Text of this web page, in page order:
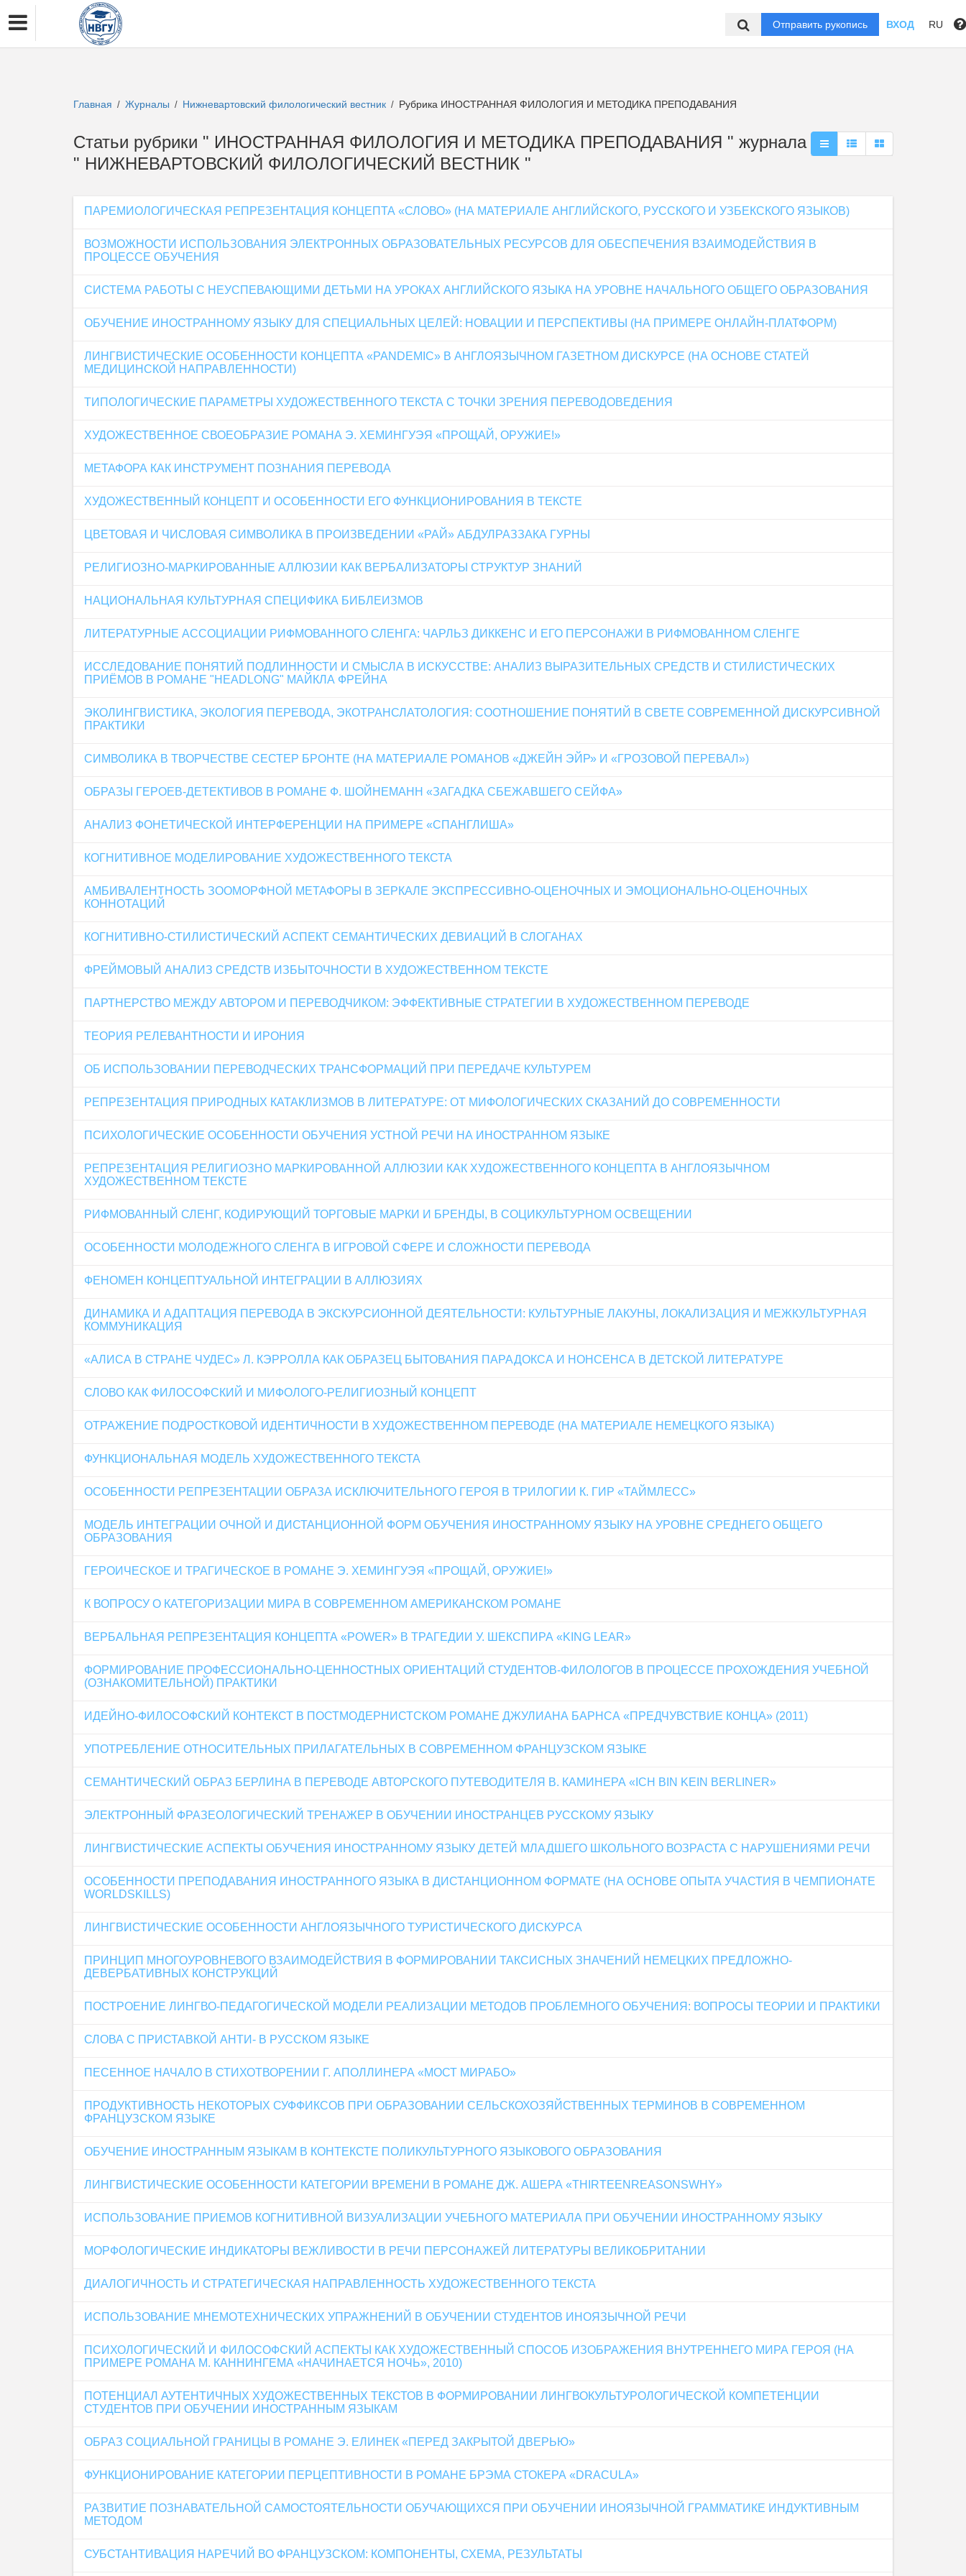
Отправить рукопись ВХОД RU
Главная / Журналы / Нижневартовский филологический вестник / Рубрика ИНОСТРАННАЯ ФИЛОЛОГИЯ И МЕТОДИКА ПРЕПОДАВАНИЯ
Статьи рубрики " ИНОСТРАННАЯ ФИЛОЛОГИЯ И МЕТОДИКА ПРЕПОДАВАНИЯ " журнала
" НИЖНЕВАРТОВСКИЙ ФИЛОЛОГИЧЕСКИЙ ВЕСТНИК "
ПАРЕМИОЛОГИЧЕСКАЯ РЕПРЕЗЕНТАЦИЯ КОНЦЕПТА «СЛОВО» (НА МАТЕРИАЛЕ АНГЛИЙСКОГО, РУССКОГО И УЗБЕКСКОГО ЯЗЫКОВ)
ВОЗМОЖНОСТИ ИСПОЛЬЗОВАНИЯ ЭЛЕКТРОННЫХ ОБРАЗОВАТЕЛЬНЫХ РЕСУРСОВ ДЛЯ ОБЕСПЕЧЕНИЯ ВЗАИМОДЕЙСТВИЯ В
ПРОЦЕССЕ ОБУЧЕНИЯ
СИСТЕМА РАБОТЫ С НЕУСПЕВАЮЩИМИ ДЕТЬМИ НА УРОКАХ АНГЛИЙСКОГО ЯЗЫКА НА УРОВНЕ НАЧАЛЬНОГО ОБЩЕГО ОБРАЗОВАНИЯ
ОБУЧЕНИЕ ИНОСТРАННОМУ ЯЗЫКУ ДЛЯ СПЕЦИАЛЬНЫХ ЦЕЛЕЙ: НОВАЦИИ И ПЕРСПЕКТИВЫ (НА ПРИМЕРЕ ОНЛАЙН-ПЛАТФОРМ)
ЛИНГВИСТИЧЕСКИЕ ОСОБЕННОСТИ КОНЦЕПТА «PANDEMIC» В АНГЛОЯЗЫЧНОМ ГАЗЕТНОМ ДИСКУРСЕ (НА ОСНОВЕ СТАТЕЙ
МЕДИЦИНСКОЙ НАПРАВЛЕННОСТИ)
ТИПОЛОГИЧЕСКИЕ ПАРАМЕТРЫ ХУДОЖЕСТВЕННОГО ТЕКСТА С ТОЧКИ ЗРЕНИЯ ПЕРЕВОДОВЕДЕНИЯ
ХУДОЖЕСТВЕННОЕ СВОЕОБРАЗИЕ РОМАНА Э. ХЕМИНГУЭЯ «ПРОЩАЙ, ОРУЖИЕ!»
МЕТАФОРА КАК ИНСТРУМЕНТ ПОЗНАНИЯ ПЕРЕВОДА
ХУДОЖЕСТВЕННЫЙ КОНЦЕПТ И ОСОБЕННОСТИ ЕГО ФУНКЦИОНИРОВАНИЯ В ТЕКСТЕ
ЦВЕТОВАЯ И ЧИСЛОВАЯ СИМВОЛИКА В ПРОИЗВЕДЕНИИ «РАЙ» АБДУЛРАЗЗАКА ГУРНЫ
РЕЛИГИОЗНО-МАРКИРОВАННЫЕ АЛЛЮЗИИ КАК ВЕРБАЛИЗАТОРЫ СТРУКТУР ЗНАНИЙ
НАЦИОНАЛЬНАЯ КУЛЬТУРНАЯ СПЕЦИФИКА БИБЛЕИЗМОВ
ЛИТЕРАТУРНЫЕ АССОЦИАЦИИ РИФМОВАННОГО СЛЕНГА: ЧАРЛЬЗ ДИККЕНС И ЕГО ПЕРСОНАЖИ В РИФМОВАННОМ СЛЕНГЕ
ИССЛЕДОВАНИЕ ПОНЯТИЙ ПОДЛИННОСТИ И СМЫСЛА В ИСКУССТВЕ: АНАЛИЗ ВЫРАЗИТЕЛЬНЫХ СРЕДСТВ И СТИЛИСТИЧЕСКИХ
ПРИЁМОВ В РОМАНЕ "HEADLONG" МАЙКЛА ФРЕЙНА
ЭКОЛИНГВИСТИКА, ЭКОЛОГИЯ ПЕРЕВОДА, ЭКОТРАНСЛАТОЛОГИЯ: СООТНОШЕНИЕ ПОНЯТИЙ В СВЕТЕ СОВРЕМЕННОЙ ДИСКУРСИВНОЙ
ПРАКТИКИ
СИМВОЛИКА В ТВОРЧЕСТВЕ СЕСТЕР БРОНТЕ (НА МАТЕРИАЛЕ РОМАНОВ «ДЖЕЙН ЭЙР» И «ГРОЗОВОЙ ПЕРЕВАЛ»)
ОБРАЗЫ ГЕРОЕВ-ДЕТЕКТИВОВ В РОМАНЕ Ф. ШОЙНЕМАНН «ЗАГАДКА СБЕЖАВШЕГО СЕЙФА»
АНАЛИЗ ФОНЕТИЧЕСКОЙ ИНТЕРФЕРЕНЦИИ НА ПРИМЕРЕ «СПАНГЛИША»
КОГНИТИВНОЕ МОДЕЛИРОВАНИЕ ХУДОЖЕСТВЕННОГО ТЕКСТА
АМБИВАЛЕНТНОСТЬ ЗООМОРФНОЙ МЕТАФОРЫ В ЗЕРКАЛЕ ЭКСПРЕССИВНО-ОЦЕНОЧНЫХ И ЭМОЦИОНАЛЬНО-ОЦЕНОЧНЫХ
КОННОТАЦИЙ
КОГНИТИВНО-СТИЛИСТИЧЕСКИЙ АСПЕКТ СЕМАНТИЧЕСКИХ ДЕВИАЦИЙ В СЛОГАНАХ
ФРЕЙМОВЫЙ АНАЛИЗ СРЕДСТВ ИЗБЫТОЧНОСТИ В ХУДОЖЕСТВЕННОМ ТЕКСТЕ
ПАРТНЕРСТВО МЕЖДУ АВТОРОМ И ПЕРЕВОДЧИКОМ: ЭФФЕКТИВНЫЕ СТРАТЕГИИ В ХУДОЖЕСТВЕННОМ ПЕРЕВОДЕ
ТЕОРИЯ РЕЛЕВАНТНОСТИ И ИРОНИЯ
ОБ ИСПОЛЬЗОВАНИИ ПЕРЕВОДЧЕСКИХ ТРАНСФОРМАЦИЙ ПРИ ПЕРЕДАЧЕ КУЛЬТУРЕМ
РЕПРЕЗЕНТАЦИЯ ПРИРОДНЫХ КАТАКЛИЗМОВ В ЛИТЕРАТУРЕ: ОТ МИФОЛОГИЧЕСКИХ СКАЗАНИЙ ДО СОВРЕМЕННОCТИ
ПСИХОЛОГИЧЕСКИЕ ОСОБЕННОСТИ ОБУЧЕНИЯ УСТНОЙ РЕЧИ НА ИНОСТРАННОМ ЯЗЫКЕ
РЕПРЕЗЕНТАЦИЯ РЕЛИГИОЗНО МАРКИРОВАННОЙ АЛЛЮЗИИ КАК ХУДОЖЕСТВЕННОГО КОНЦЕПТА В АНГЛОЯЗЫЧНОМ
ХУДОЖЕСТВЕННОМ ТЕКСТЕ
РИФМОВАННЫЙ СЛЕНГ, КОДИРУЮЩИЙ ТОРГОВЫЕ МАРКИ И БРЕНДЫ, В СОЦИКУЛЬТУРНОМ ОСВЕЩЕНИИ
ОСОБЕННОСТИ МОЛОДЕЖНОГО СЛЕНГА В ИГРОВОЙ СФЕРЕ И СЛОЖНОСТИ ПЕРЕВОДА
ФЕНОМЕН КОНЦЕПТУАЛЬНОЙ ИНТЕГРАЦИИ В АЛЛЮЗИЯХ
ДИНАМИКА И АДАПТАЦИЯ ПЕРЕВОДА В ЭКСКУРСИОННОЙ ДЕЯТЕЛЬНОСТИ: КУЛЬТУРНЫЕ ЛАКУНЫ, ЛОКАЛИЗАЦИЯ И МЕЖКУЛЬТУРНАЯ
КОММУНИКАЦИЯ
«АЛИСА В СТРАНЕ ЧУДЕС» Л. КЭРРОЛЛА КАК ОБРАЗЕЦ БЫТОВАНИЯ ПАРАДОКСА И НОНСЕНСА В ДЕТСКОЙ ЛИТЕРАТУРЕ
СЛОВО КАК ФИЛОСОФСКИЙ И МИФОЛОГО-РЕЛИГИОЗНЫЙ КОНЦЕПТ
ОТРАЖЕНИЕ ПОДРОСТКОВОЙ ИДЕНТИЧНОСТИ В ХУДОЖЕСТВЕННОМ ПЕРЕВОДЕ (НА МАТЕРИАЛЕ НЕМЕЦКОГО ЯЗЫКА)
ФУНКЦИОНАЛЬНАЯ МОДЕЛЬ ХУДОЖЕСТВЕННОГО ТЕКСТА
ОСОБЕННОСТИ РЕПРЕЗЕНТАЦИИ ОБРАЗА ИСКЛЮЧИТЕЛЬНОГО ГЕРОЯ В ТРИЛОГИИ К. ГИР «ТАЙМЛЕСС»
МОДЕЛЬ ИНТЕГРАЦИИ ОЧНОЙ И ДИСТАНЦИОННОЙ ФОРМ ОБУЧЕНИЯ ИНОСТРАННОМУ ЯЗЫКУ НА УРОВНЕ СРЕДНЕГО ОБЩЕГО
ОБРАЗОВАНИЯ
ГЕРОИЧЕСКОЕ И ТРАГИЧЕСКОЕ В РОМАНЕ Э. ХЕМИНГУЭЯ «ПРОЩАЙ, ОРУЖИЕ!»
К ВОПРОСУ О КАТЕГОРИЗАЦИИ МИРА В СОВРЕМЕННОМ АМЕРИКАНСКОМ РОМАНЕ
ВЕРБАЛЬНАЯ РЕПРЕЗЕНТАЦИЯ КОНЦЕПТА «POWER» В ТРАГЕДИИ У. ШЕКСПИРА «KING LEAR»
ФОРМИРОВАНИЕ ПРОФЕССИОНАЛЬНО-ЦЕННОСТНЫХ ОРИЕНТАЦИЙ СТУДЕНТОВ-ФИЛОЛОГОВ В ПРОЦЕССЕ ПРОХОЖДЕНИЯ УЧЕБНОЙ
(ОЗНАКОМИТЕЛЬНОЙ) ПРАКТИКИ
ИДЕЙНО-ФИЛОСОФСКИЙ КОНТЕКСТ В ПОСТМОДЕРНИСТСКОМ РОМАНЕ ДЖУЛИАНА БАРНСА «ПРЕДЧУВСТВИЕ КОНЦА» (2011)
УПОТРЕБЛЕНИЕ ОТНОСИТЕЛЬНЫХ ПРИЛАГАТЕЛЬНЫХ В СОВРЕМЕННОМ ФРАНЦУЗСКОМ ЯЗЫКЕ
СЕМАНТИЧЕСКИЙ ОБРАЗ БЕРЛИНА В ПЕРЕВОДЕ АВТОРСКОГО ПУТЕВОДИТЕЛЯ В. КАМИНЕРА «ICH BIN KEIN BERLINER»
ЭЛЕКТРОННЫЙ ФРАЗЕОЛОГИЧЕСКИЙ ТРЕНАЖЕР В ОБУЧЕНИИ ИНОСТРАНЦЕВ РУССКОМУ ЯЗЫКУ
ЛИНГВИСТИЧЕСКИЕ АСПЕКТЫ ОБУЧЕНИЯ ИНОСТРАННОМУ ЯЗЫКУ ДЕТЕЙ МЛАДШЕГО ШКОЛЬНОГО ВОЗРАСТА С НАРУШЕНИЯМИ РЕЧИ
ОСОБЕННОСТИ ПРЕПОДАВАНИЯ ИНОСТРАННОГО ЯЗЫКА В ДИСТАНЦИОННОМ ФОРМАТЕ (НА ОСНОВЕ ОПЫТА УЧАСТИЯ В ЧЕМПИОНАТЕ
WORLDSKILLS)
ЛИНГВИСТИЧЕСКИЕ ОСОБЕННОСТИ АНГЛОЯЗЫЧНОГО ТУРИСТИЧЕСКОГО ДИСКУРСА
ПРИНЦИП МНОГОУРОВНЕВОГО ВЗАИМОДЕЙСТВИЯ В ФОРМИРОВАНИИ ТАКСИСНЫХ ЗНАЧЕНИЙ НЕМЕЦКИХ ПРЕДЛОЖНО-
ДЕВЕРБАТИВНЫХ КОНСТРУКЦИЙ
ПОСТРОЕНИЕ ЛИНГВО-ПЕДАГОГИЧЕСКОЙ МОДЕЛИ РЕАЛИЗАЦИИ МЕТОДОВ ПРОБЛЕМНОГО ОБУЧЕНИЯ: ВОПРОСЫ ТЕОРИИ И ПРАКТИКИ
СЛОВА С ПРИСТАВКОЙ АНТИ- В РУССКОМ ЯЗЫКЕ
ПЕСЕННОЕ НАЧАЛО В СТИХОТВОРЕНИИ Г. АПОЛЛИНЕРА «МОСТ МИРАБО»
ПРОДУКТИВНОСТЬ НЕКОТОРЫХ СУФФИКСОВ ПРИ ОБРАЗОВАНИИ СЕЛЬСКОХОЗЯЙСТВЕННЫХ ТЕРМИНОВ В СОВРЕМЕННОМ
ФРАНЦУЗСКОМ ЯЗЫКЕ
ОБУЧЕНИЕ ИНОСТРАННЫМ ЯЗЫКАМ В КОНТЕКСТЕ ПОЛИКУЛЬТУРНОГО ЯЗЫКОВОГО ОБРАЗОВАНИЯ
ЛИНГВИСТИЧЕСКИЕ ОСОБЕННОСТИ КАТЕГОРИИ ВРЕМЕНИ В РОМАНЕ ДЖ. АШЕРА «THIRTEENREASONSWHY»
ИСПОЛЬЗОВАНИЕ ПРИЕМОВ КОГНИТИВНОЙ ВИЗУАЛИЗАЦИИ УЧЕБНОГО МАТЕРИАЛА ПРИ ОБУЧЕНИИ ИНОСТРАННОМУ ЯЗЫКУ
МОРФОЛОГИЧЕСКИЕ ИНДИКАТОРЫ ВЕЖЛИВОСТИ В РЕЧИ ПЕРСОНАЖЕЙ ЛИТЕРАТУРЫ ВЕЛИКОБРИТАНИИ
ДИАЛОГИЧНОСТЬ И СТРАТЕГИЧЕСКАЯ НАПРАВЛЕННОСТЬ ХУДОЖЕСТВЕННОГО ТЕКСТА
ИСПОЛЬЗОВАНИЕ МНЕМОТЕХНИЧЕСКИХ УПРАЖНЕНИЙ В ОБУЧЕНИИ СТУДЕНТОВ ИНОЯЗЫЧНОЙ РЕЧИ
ПСИХОЛОГИЧЕСКИЙ И ФИЛОСОФСКИЙ АСПЕКТЫ КАК ХУДОЖЕСТВЕННЫЙ СПОСОБ ИЗОБРАЖЕНИЯ ВНУТРЕННЕГО МИРА ГЕРОЯ (НА
ПРИМЕРЕ РОМАНА М. КАННИНГЕМА «НАЧИНАЕТСЯ НОЧЬ», 2010)
ПОТЕНЦИАЛ АУТЕНТИЧНЫХ ХУДОЖЕСТВЕННЫХ ТЕКСТОВ В ФОРМИРОВАНИИ ЛИНГВОКУЛЬТУРОЛОГИЧЕСКОЙ КОМПЕТЕНЦИИ
СТУДЕНТОВ ПРИ ОБУЧЕНИИ ИНОСТРАННЫМ ЯЗЫКАМ
ОБРАЗ СОЦИАЛЬНОЙ ГРАНИЦЫ В РОМАНЕ Э. ЕЛИНЕК «ПЕРЕД ЗАКРЫТОЙ ДВЕРЬЮ»
ФУНКЦИОНИРОВАНИЕ КАТЕГОРИИ ПЕРЦЕПТИВНОСТИ В РОМАНЕ БРЭМА СТОКЕРА «DRACULA»
РАЗВИТИЕ ПОЗНАВАТЕЛЬНОЙ САМОСТОЯТЕЛЬНОСТИ ОБУЧАЮЩИХСЯ ПРИ ОБУЧЕНИИ ИНОЯЗЫЧНОЙ ГРАММАТИКЕ ИНДУКТИВНЫМ
МЕТОДОМ
СУБСТАНТИВАЦИЯ НАРЕЧИЙ ВО ФРАНЦУЗСКОМ: КОМПОНЕНТЫ, СХЕМА, РЕЗУЛЬТАТЫ